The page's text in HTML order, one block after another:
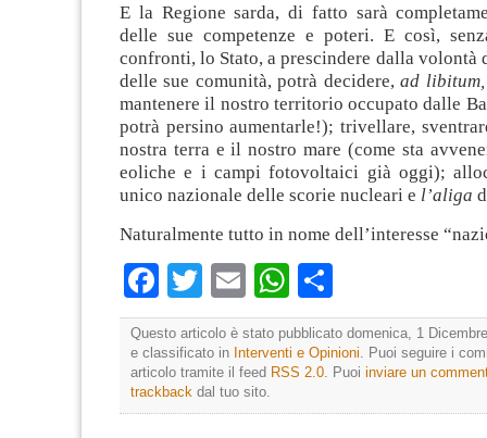
E la Regione sarda, di fatto sarà
delle sue competenze e poteri. E così,
confronti, lo Stato, a prescindere dalla volontà
delle sue comunità, potrà decidere,ad
mantenere il nostro territorio occupato dalle
potrà persino aumentarle!); trivellare,
nostra terra e il nostro mare (come sta
eoliche e i campi fotovoltaici già oggi);
unico nazionale delle scorie nucleari e l’aliga
Naturalmente tutto in nome dell’interesse
Facebook
TwitterEmailWhatsApp
Questo articolo è stato pubblicato domenica, 1
e classificato in Interventi e Opinioni. Puoi seguire i
articolo tramite il feed RSS 2.0. Puoi inviare un
trackback dal tuo sito.